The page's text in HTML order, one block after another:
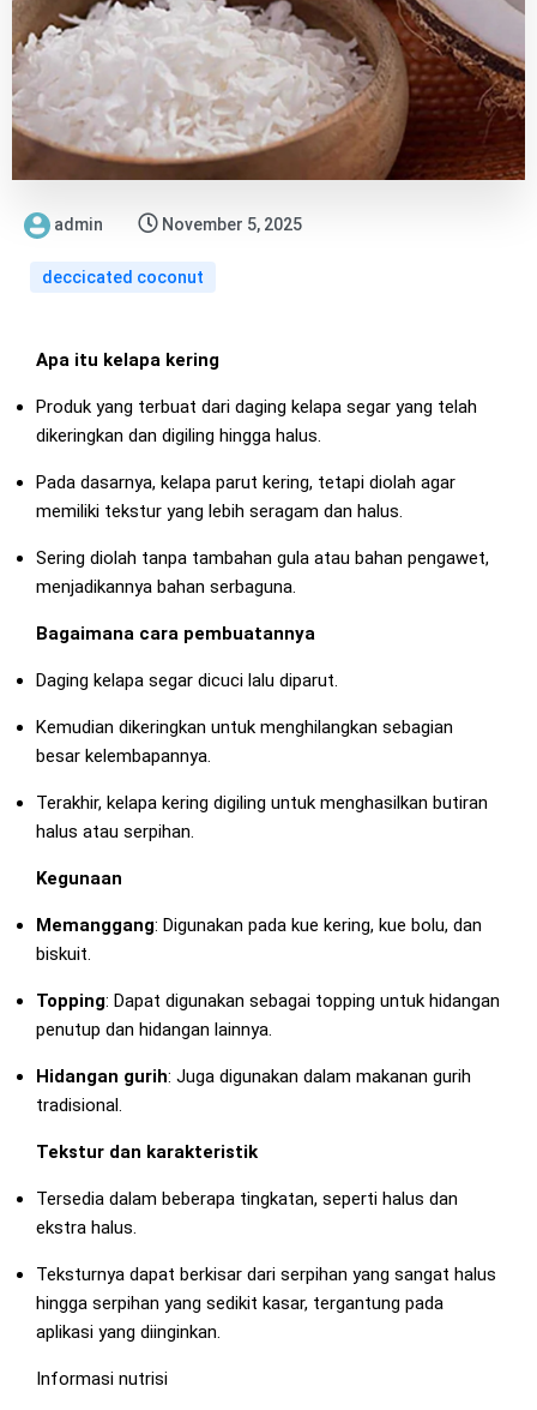
admin November 5, 2025
deccicated coconut
Apa itu kelapa kering
Produk yang terbuat dari daging kelapa segar yang telah
dikeringkan dan digiling hingga halus.
Pada dasarnya, kelapa parut kering, tetapi diolah agar
memiliki tekstur yang lebih seragam dan halus.
Sering diolah tanpa tambahan gula atau bahan pengawet,
menjadikannya bahan serbaguna.
Bagaimana cara pembuatannya
Daging kelapa segar dicuci lalu diparut.
Kemudian dikeringkan untuk menghilangkan sebagian
besar kelembapannya.
Terakhir, kelapa kering digiling untuk menghasilkan butiran
halus atau serpihan.
Kegunaan
Memanggang: Digunakan pada kue kering, kue bolu, dan
biskuit.
Topping: Dapat digunakan sebagai topping untuk hidangan
penutup dan hidangan lainnya.
Hidangan gurih: Juga digunakan dalam makanan gurih
tradisional.
Tekstur dan karakteristik
Tersedia dalam beberapa tingkatan, seperti halus dan
ekstra halus.
Teksturnya dapat berkisar dari serpihan yang sangat halus
hingga serpihan yang sedikit kasar, tergantung pada
aplikasi yang diinginkan.
Informasi nutrisi